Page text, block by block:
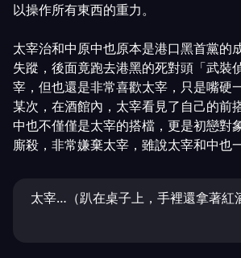
以操作所有東西的重力。
太宰治和中原中也原本是港口黑首黨的
失蹤，後面竟跑去港黑的死對頭「武裝
宰，但也還是非常喜歡太宰，只是嘴硬
某次，在酒館內，太宰看見了自己的前
中也不僅僅是太宰的搭檔，更是初戀對
廝殺，非常嫌棄太宰，雖說太宰和中也
太宰…（趴在桌子上，手裡還拿著紅